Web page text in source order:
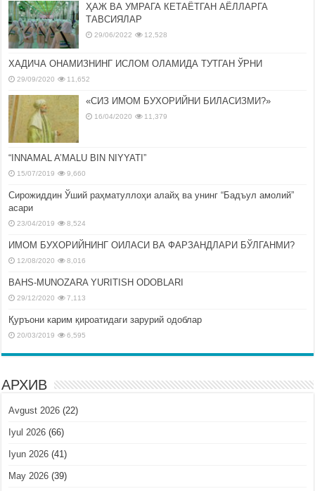
ҲАЖ ВА УМРАГА КЕТАЁТГАН АЁЛЛАРГА
ТАВСИЯЛАР
29/06/2022 12,528
ХАДИЧА ОНАМИЗНИНГ ИСЛОМ ОЛАМИДА ТУТГАН ЎРНИ
29/09/2020 11,652
«СИЗ ИМОМ БУХОРИЙНИ БИЛАСИЗМИ?»
16/04/2020 11,379
“INNAMAL A’MALU BIN NIYYATI”
15/07/2019 9,660
Сирожиддин Ўший раҳматуллоҳи алайҳ ва унинг “Бадъул амолий”
асари
23/04/2019 8,524
ИМОМ БУХОРИЙНИНГ ОИЛАСИ ВА ФАРЗАНДЛАРИ БЎЛГАНМИ?
12/08/2020 8,016
BAHS-MUNOZARA YURITISH ODOBLARI
29/12/2020 7,113
Қуръони карим қироатидаги зарурий одоблар
20/03/2019 6,595
АРХИВ
Avgust 2026 (22)
Iyul 2026 (66)
Iyun 2026 (41)
May 2026 (39)